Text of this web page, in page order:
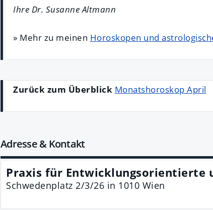
Ihre Dr. Susanne Altmann
» Mehr zu meinen Horoskopen und
Zurück zum Überblick Monatshoroskop April
Adresse & Kontakt
Praxis für Entwicklungsorientierte
Schwedenplatz 2/3/26 in 1010 Wien